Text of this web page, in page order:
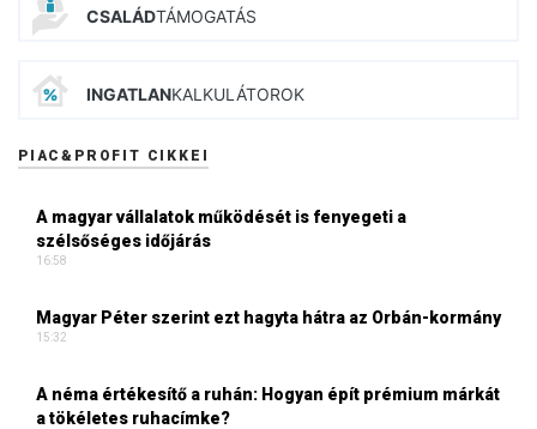
CSALÁDTÁMOGATÁS
INGATLANKALKULÁTOROK
PIAC&PROFIT CIKKEI
A magyar vállalatok működését is fenyegeti a
szélsőséges időjárás
16:58
Magyar Péter szerint ezt hagyta hátra az Orbán-kormány
15:32
A néma értékesítő a ruhán: Hogyan épít prémium márkát
a tökéletes ruhacímke?